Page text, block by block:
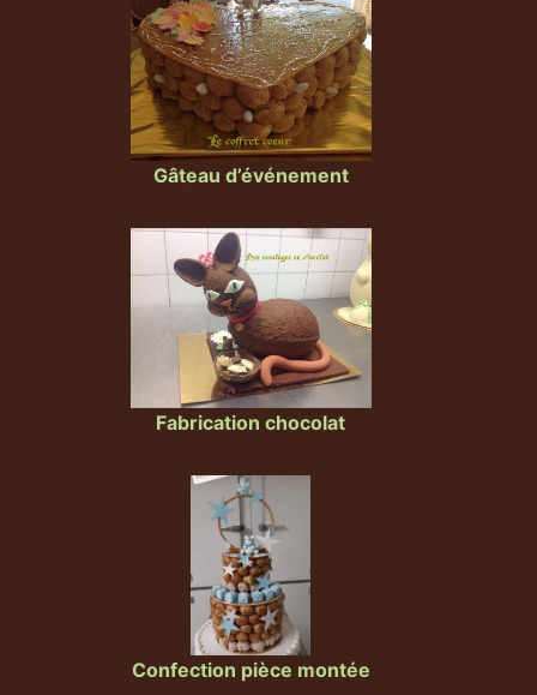
Gâteau d’événement
Fabrication chocolat
Confection pièce montée